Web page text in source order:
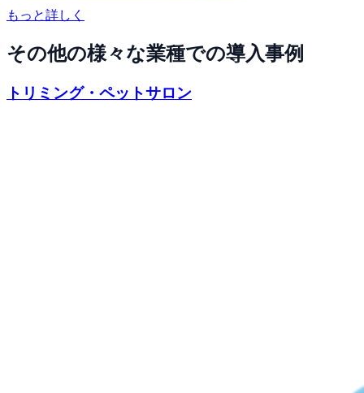
もっと詳しく
その他の様々な業種での導入事例
トリミング・ペットサロン